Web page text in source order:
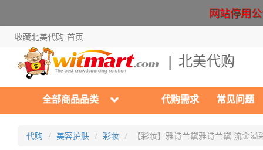
网站停用
收藏北美代购 首页
北美代购
全部商品品类 代购需求 常见问题
代购 美容护肤 彩妆 【彩妆】雅诗兰黛雅诗兰黛 流金